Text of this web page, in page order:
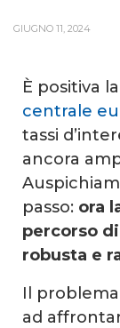
GIUGNO 11, 2024
È positiva
centrale
tassi
ancora
passo: ora
percorso
robusta e
Il
ad